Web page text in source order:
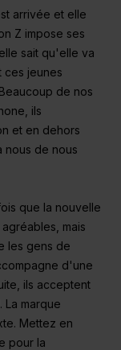
arrivée et elle
Z impose ses
sait qu'elle va
ces jeunes
de nos
ils
et en dehors
nous de nous
que la nouvelle
mais
les gens de
d'une
ils acceptent
La marque
Mettez en
pour la